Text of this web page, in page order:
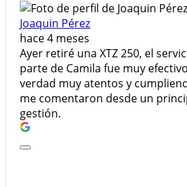
Joaquin Pérez
hace 4 meses
Ayer retiré una XTZ 250, el
parte de Camila fue muy
verdad muy atentos y
me comentaron desde un
gestión.